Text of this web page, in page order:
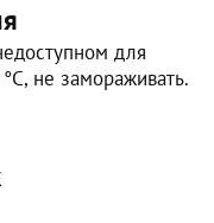
для
не замораживать.